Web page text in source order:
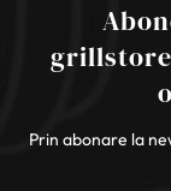
Prin abonare la